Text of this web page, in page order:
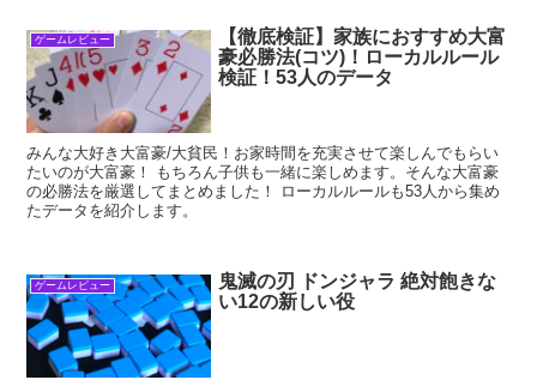
ゲームレビュー
【徹底検証】家族におすすめ大富
豪必勝法(コツ)！ローカルルール
検証！53人のデータ
みんな大好き大富豪/大貧民！お家時間を充実させて楽しんでもらい
たいのが大富豪！ もちろん子供も一緒に楽しめます。そんな大富豪
の必勝法を厳選してまとめました！ ローカルルールも53人から集め
たデータを紹介します。
ゲームレビュー
鬼滅の刃 ドンジャラ 絶対飽きな
い12の新しい役